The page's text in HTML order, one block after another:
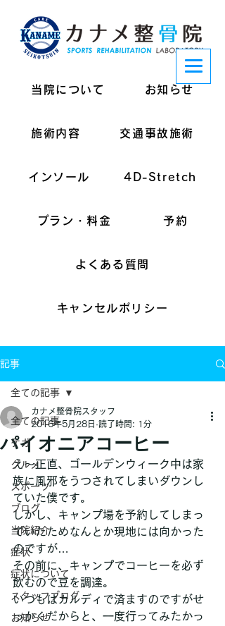
当院について お知らせ
施術内容 交通事故施術
インソール 4D-Stretch
プラン・料金 予約
よくある質問
キャンセルポリシー
記事
全ての記事
ケガ
グルメ
スポーツ
ブログ
当院紹介
症状
症状について
スタッフブログ
お知らせ
全ての記事
パイオニアコーヒー
カナメ整骨院スタッフ
2016年5月28日 読了時間: 1分
え～正直、ゴールデンウィーク中は家
族に風邪をうつされてしまいダウンし
ていた僕です。
しかし、キャンプ場を予約してしまっ
ていたためなんとか現地には向かった
のですが…
その前に、キャンプでコーヒーを必ず
飲むので豆を調達。
いつもはカルディで済ますのですがせ
っかくだからと、一度行ってみたかっ